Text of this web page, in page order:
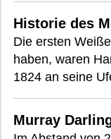
Historie des
Die ersten
haben, waren
1824 an seine
Murray